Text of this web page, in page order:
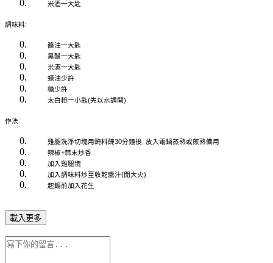
米酒一大匙
調味料:
醬油一大匙
黑醋一大匙
米酒一大匙
蠔油少許
糖少許
太白粉一小匙(先以水調開)
作法:
雞腿洗淨切塊用醃料醃30分鐘後, 放入電鍋蒸熟或煎熟備用
辣椒+蒜末炒香
加入雞腿塊
加入調味料炒至收乾醬汁(開大火)
起鍋前加入花生
載入更多